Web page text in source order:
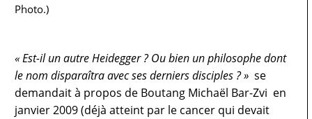
Photo.)
« Est-il un autre Heidegger ? Ou bien un philosophe dont
le nom disparaîtra avec ses derniers disciples ? » se
demandait à propos de Boutang Michaël Bar-Zvi en
janvier 2009 (déjà atteint par le cancer qui devait